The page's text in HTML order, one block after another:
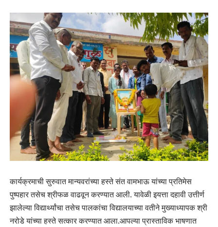
कार्यक्रमाची सुरुवात मान्यवरांच्या हस्ते संत वामभाऊ यांच्या प्रतिमेस
पुष्पहार तसेच श्रीफळ वाढवून करण्यात आली. यावेळी इयत्ता दहावी उत्तीर्ण
झालेल्या विद्यार्थ्यांचा तसेच पालकांचा विद्यालयाच्या वतीने मुख्याध्यापक श्री
नरोडे यांच्या हस्ते सत्कार करण्यात आला.आपल्या प्रास्ताविक भाषणात